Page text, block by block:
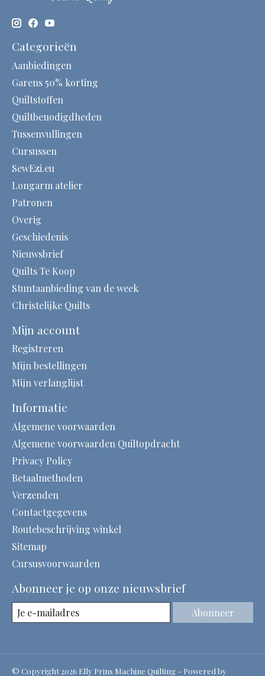
Categorieën
Aanbiedingen
Garens 50% korting
Quiltstoffen
Quiltbenodigdheden
Tussenvullingen
Cursussen
SewEzi.eu
Longarm atelier
Patronen
Overig
Geschiedenis
Nieuwsbrief
Quilts Te Koop
Stuntaanbieding van de week
Christelijke Quilts
Mijn account
Registreren
Mijn bestellingen
Mijn verlanglijst
Informatie
Algemene voorwaarden
Algemene voorwaarden Quiltopdracht
Privacy Policy
Betaalmethoden
Verzenden
Contactgegevens
Routebeschrijving winkel
Sitemap
Cursusvoorwaarden
Abonneer je op onze nieuwsbrief
Abonneer
© Copyright 2026 Elly Prins Machine Quilting - Powered by